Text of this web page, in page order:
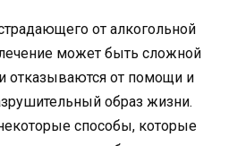
от алкогольной
может быть сложной
отказываются от помощи и
образ жизни.
способы, которые